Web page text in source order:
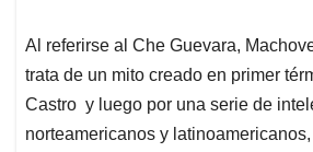
Al referirse al Che Guevara,
trata de un mito creado en primer
Castro y luego por una serie de
norteamericanos y